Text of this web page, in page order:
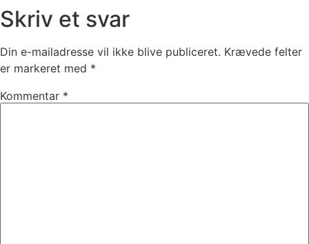
Skriv et svar
Din e-mailadresse vil ikke blive publiceret. Krævede felter
er markeret med *
Kommentar *